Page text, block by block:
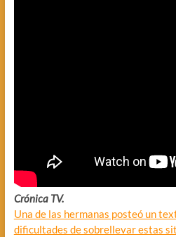
Crónica TV.
Una de las hermanas posteó un
dificultades de sobrellevar estas